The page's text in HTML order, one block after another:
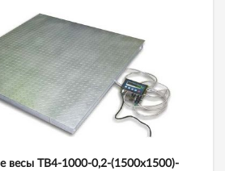
весы ТВ4-1000-0,2-(1500х1500)-